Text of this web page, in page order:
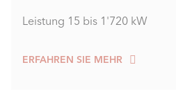
Leistung 15 bis 1'720 kW
ERFAHREN SIE MEHR